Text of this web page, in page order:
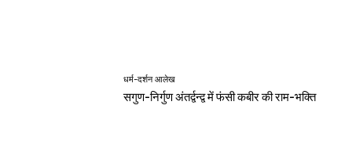
धर्म-दर्शन आलेख
सगुण-निर्गुण अंतर्द्वन्द्व में फंसी कबीर की राम-भक्ति